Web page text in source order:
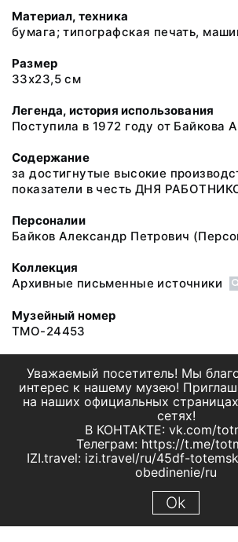
Материал, техника
бумага; типографская печать,
Размер
33х23,5 см
Легенда, история использования
Поступила в 1972 году от Байкова
Содержание
за достигнутые высокие
показатели в честь ДНЯ
Персоналии
Байков Александр Петрович
Коллекция
Архивные письменные источники
Музейный номер
ТМО-24453
Уважаемый посетитель! Мы
интерес к нашему музею!
на наших официальных
сетях!
В КОНТАКТЕ: vk.com/
Телеграм: https://t.me/
IZI.travel: izi.travel/ru/45df-
obedinenie/ru
Ok